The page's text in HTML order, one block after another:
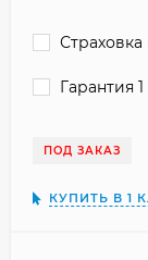
Гарантия
ПОД ЗАКАЗ
КУПИТЬ В 1